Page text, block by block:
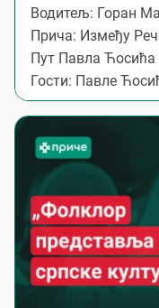
Водитељ: Горан
Прича: Између
Пут Павла Ћосића
Гости: Павлe